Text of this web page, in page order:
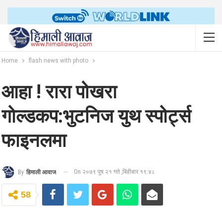
Home flash news with photo
आहा ! रारा पोखरा
गोल्डकप:भुटनिज युथ स्पोर्ट्स
फाइनलमा
By हिमाली आवाज On २०७९ पुष २१ गते ,बिहीबार १९:४८
58